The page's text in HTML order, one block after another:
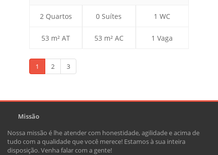
2 Quartos 0 Suítes 1 WC
53 m² AT 53 m² AC 1 Vaga
1 2 3
Missão
Nossa missão é lhe atender com honestidade, agilidade e acima de
tudo com a qualidade que você merece! Estamos à sua inteira
disposição. Venha falar com a gente!